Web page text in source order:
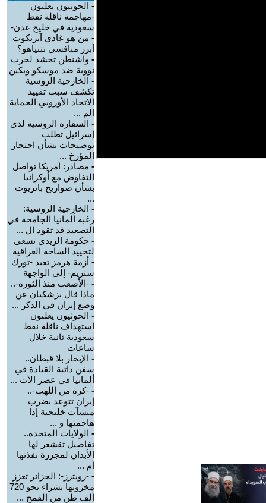
- الحوثيون يعلنون
-مهاجمة ناقلة نفط
سعودية في خليج عدن-
- من هو غادي آيزنكوت
أبرز منافسي نتنياهو؟
- واشنطن تحشد لحرب
نووية ضد موسكو وبكين
- الخارجية الروسية
تكشف سبب تقييد
الاتحاد الأوروبي الحماية
الم ...
- السفارة الروسية لدى
إسرائيل تطلب
توضيحات بشأن احتجاز
المؤرخ ...
- مصادر: أمريكا تواصل
التفاوض مع أوكرانيا
بشأن صواريخ باتريوت
...
- الخارجية الروسية:
رغبة ألمانيا الجامحة في
التصعيد قد تقود ال ...
- حكومة الزيدي تسعى
لتحييد الساحة العراقية
- أزمة هرمز تعيد -تورك
ستريم- إلى الواجهة
- -الأصعب منذ الثورة-..
ماذا قال بزشكيان عن
وضع إيران في الذكر ...
- الحوثيون يعلنون
استهداف ناقلة نفط
سعودية ثانية خلال
ساعات
- الإبحار بلا قبطان..
سفن ذاتية القيادة في
ألمانيا في عصر الأت ...
- -كرة من اللهب-..
إيران تتوعد بضرب
منشآت خليجية إذا
هاجمتها و ...
- الولايات المتحدة..
تفاصيل تقشعر لها
الأبدان لمجزرة نفذتها
أم ...
- -رويترز-: الجزائر تعزز
مخزونها بشراء نحو 720
ألف طن من القمح ...